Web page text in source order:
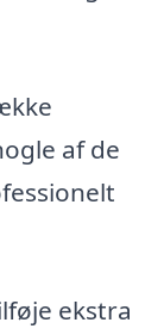
af de
ekstra